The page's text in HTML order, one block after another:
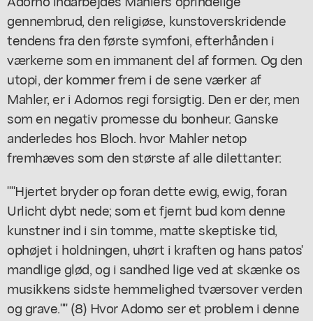
gennembrud, den religiøse, kunstoverskridende
tendens fra den første symfoni, efterhånden i
værkerne som en immanent del af formen. Og den
utopi, der kommer frem i de sene værker af
Mahler, er i Adornos regi forsigtig. Den er der, men
som en negativ promesse du bonheur. Ganske
anderledes hos Bloch. hvor Mahler netop
fremhæves som den største af alle dilettanter:
""Hjertet bryder op foran dette ewig, ewig, foran
Urlicht dybt nede; som et fjernt bud kom denne
kunstner ind i sin tomme, matte skeptiske tid,
ophøjet i holdningen, uhørt i kraften og hans patos'
mandlige glød, og i sandhed lige ved at skænke os
musikkens sidste hemmelighed tværsover verden
og grave."" (8) Hvor Adomo ser et problem i denne